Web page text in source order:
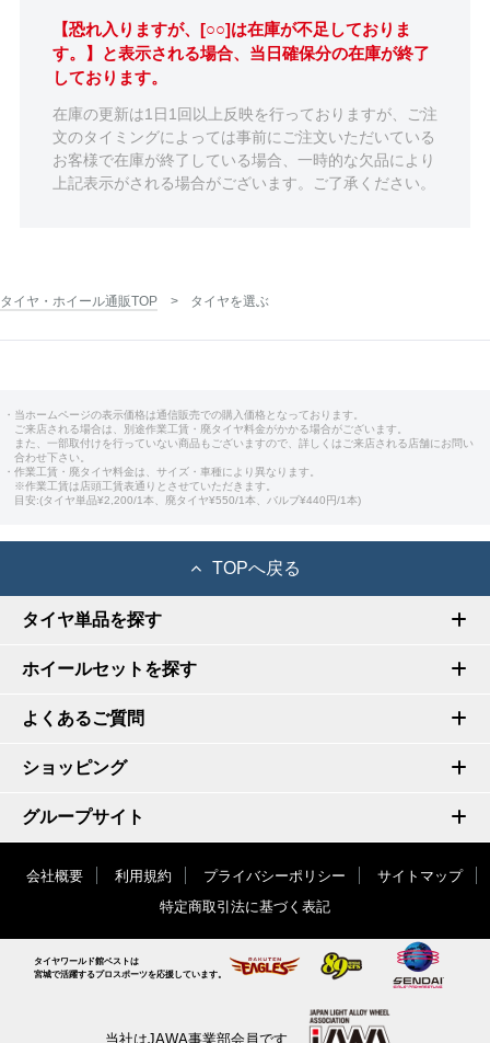
【恐れ入りますが、[○○]は在庫が不足しておりま
す。】と表示される場合、当日確保分の在庫が終了
しております。
在庫の更新は1日1回以上反映を行っておりますが、ご注
文のタイミングによっては事前にご注文いただいている
お客様で在庫が終了している場合、一時的な欠品により
上記表示がされる場合がございます。ご了承ください。
タイヤ・ホイール通販TOP タイヤを選ぶ
・当ホームページの表示価格は通信販売での購入価格となっております。
ご来店される場合は、別途作業工賃・廃タイヤ料金がかかる場合がございます。
また、一部取付けを行っていない商品もございますので、詳しくはご来店される店舗にお問い
合わせ下さい。
・作業工賃・廃タイヤ料金は、サイズ・車種により異なります。
※作業工賃は店頭工賃表通りとさせていただきます。
目安:(タイヤ単品¥2,200/1本、廃タイヤ¥550/1本、バルブ¥440円/1本)
TOPへ戻る
タイヤ単品を探す
ホイールセットを探す
よくあるご質問
ショッピング
グループサイト
会社概要 利用規約 プライバシーポリシー
サイトマップ
特定商取引法に基づく表記
タイヤワールド館ベストは
宮城で活躍するプロスポーツを応援しています。
当社はJAWA事業部会員です